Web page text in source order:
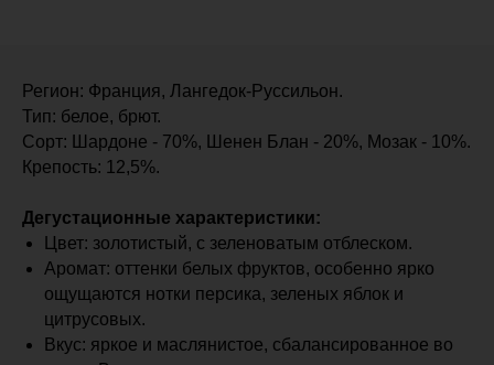
Регион: Франция, Лангедок-Руссильон.
Тип: белое, брют.
Сорт: Шардоне - 70%, Шенен Блан - 20%, Мозак - 10%.
Крепость: 12,5%.
Дегустационные характеристики:
Цвет: золотистый, с зеленоватым отблеском.
Аромат: оттенки белых фруктов, особенно ярко
ощущаются нотки персика, зеленых яблок и
цитрусовых.
Вкус: яркое и маслянистое, сбалансированное во